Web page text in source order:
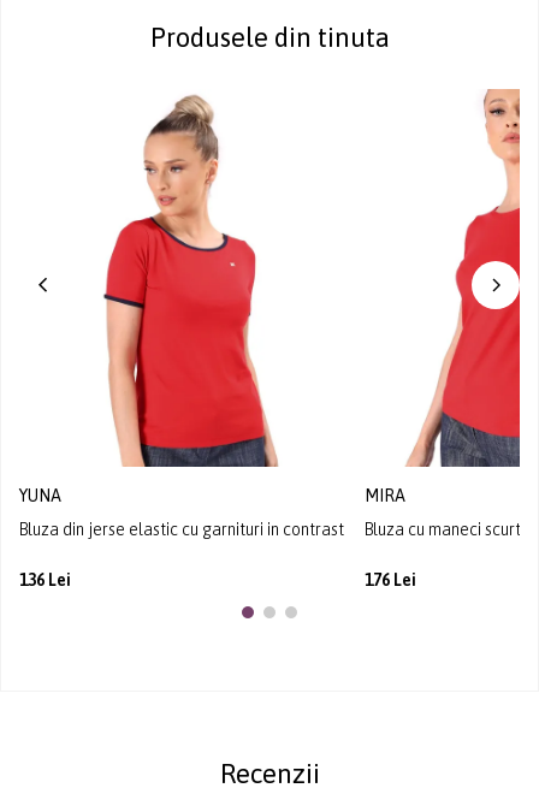
Produsele din tinuta
YUNA
Bluza din jerse elastic cu garnituri in contrast
136 Lei
MIRA
Bluza cu maneci
176 Lei
Recenzii